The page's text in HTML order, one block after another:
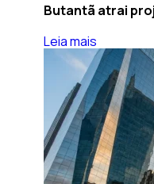
Butantã atrai
Leia mais